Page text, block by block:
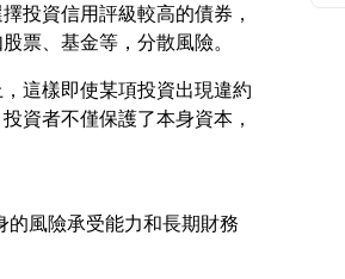
投資信用評級較高的債券，
這樣即使某項投資出現違約
資者不僅保護了本身資本，
風險承受能力和長期財務